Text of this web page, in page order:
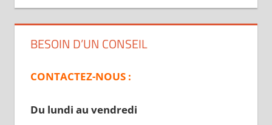
BESOIN D’UN CONSEIL
CONTACTEZ-NOUS :
Du lundi au vendredi